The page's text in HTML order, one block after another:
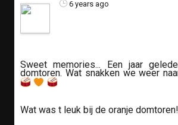
6 years ago
Sweet memories... Een jaar
domtoren. Wat snakken we weer
Wat was t leuk bij de oranje